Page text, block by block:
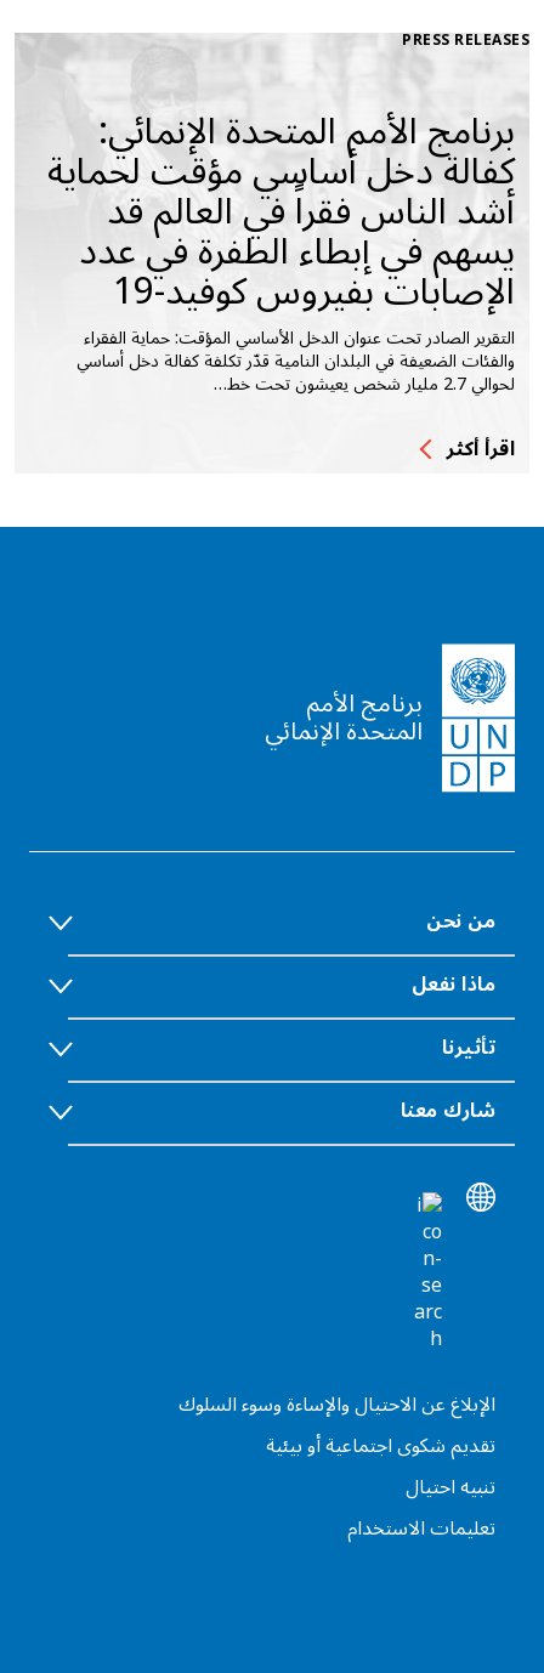
PRESS RELEASES
برنامج الأمم المتحدة الإنمائي:
كفالة دخل أساسي مؤقت لحماية
أشد الناس فقراً في العالم قد
يسهم في إبطاء الطفرة في عدد
الإصابات بفيروس كوفيد-19
التقرير الصادر تحت عنوان الدخل الأساسي المؤقت: حماية الفقراء
والفئات الضعيفة في البلدان النامية قدّر تكلفة كفالة دخل أساسي
لحوالي 2.7 مليار شخص يعيشون تحت خط…
اقرأ أكثر
برنامج الأمم
المتحدة الإنمائي
من نحن
ماذا نفعل
تأثيرنا
شارك معنا
الإبلاغ عن الاحتيال والإساءة وسوء السلوك
تقديم شكوى اجتماعية أو بيئية
تنبيه احتيال
تعليمات الاستخدام